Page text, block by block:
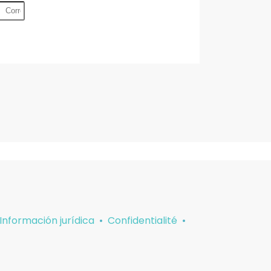
Información jurídica • Confidentialité •